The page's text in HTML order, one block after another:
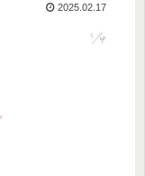
2025.02.17